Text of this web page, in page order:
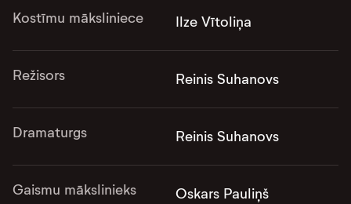
Kostīmu māksliniece Ilze Vītoliņa
Režisors Reinis Suhanovs
Dramaturgs Reinis Suhanovs
Gaismu mākslinieks Oskars Pauliņš